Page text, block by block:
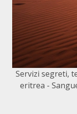
Servizi segreti,
eritrea -